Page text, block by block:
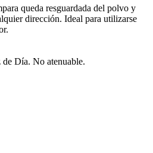
queda resguardada del polvo y
dirección. Ideal para utilizarse
Día. No atenuable.